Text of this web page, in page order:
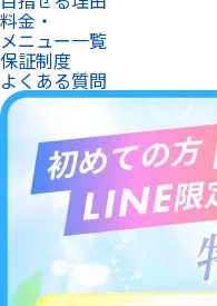
料金・
メニュー一覧
保証制度
よくある質問